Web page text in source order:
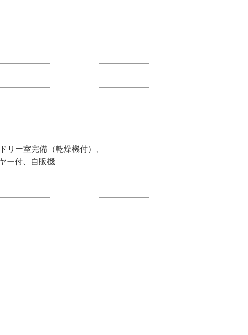
リー室完備（乾燥機付）、
ー付、自販機